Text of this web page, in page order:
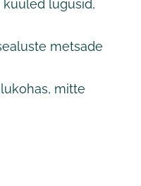
lugusid,
metsade
mitte